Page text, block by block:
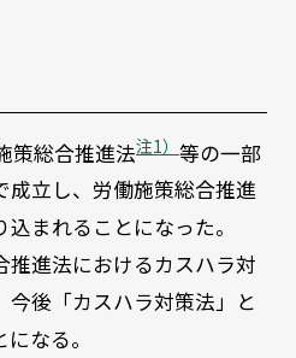
策総合推進法注1） 等の一部
成立し、労働施策総合推進
まれることになった。
推進法におけるカスハラ対
後「カスハラ対策法」と
なる。